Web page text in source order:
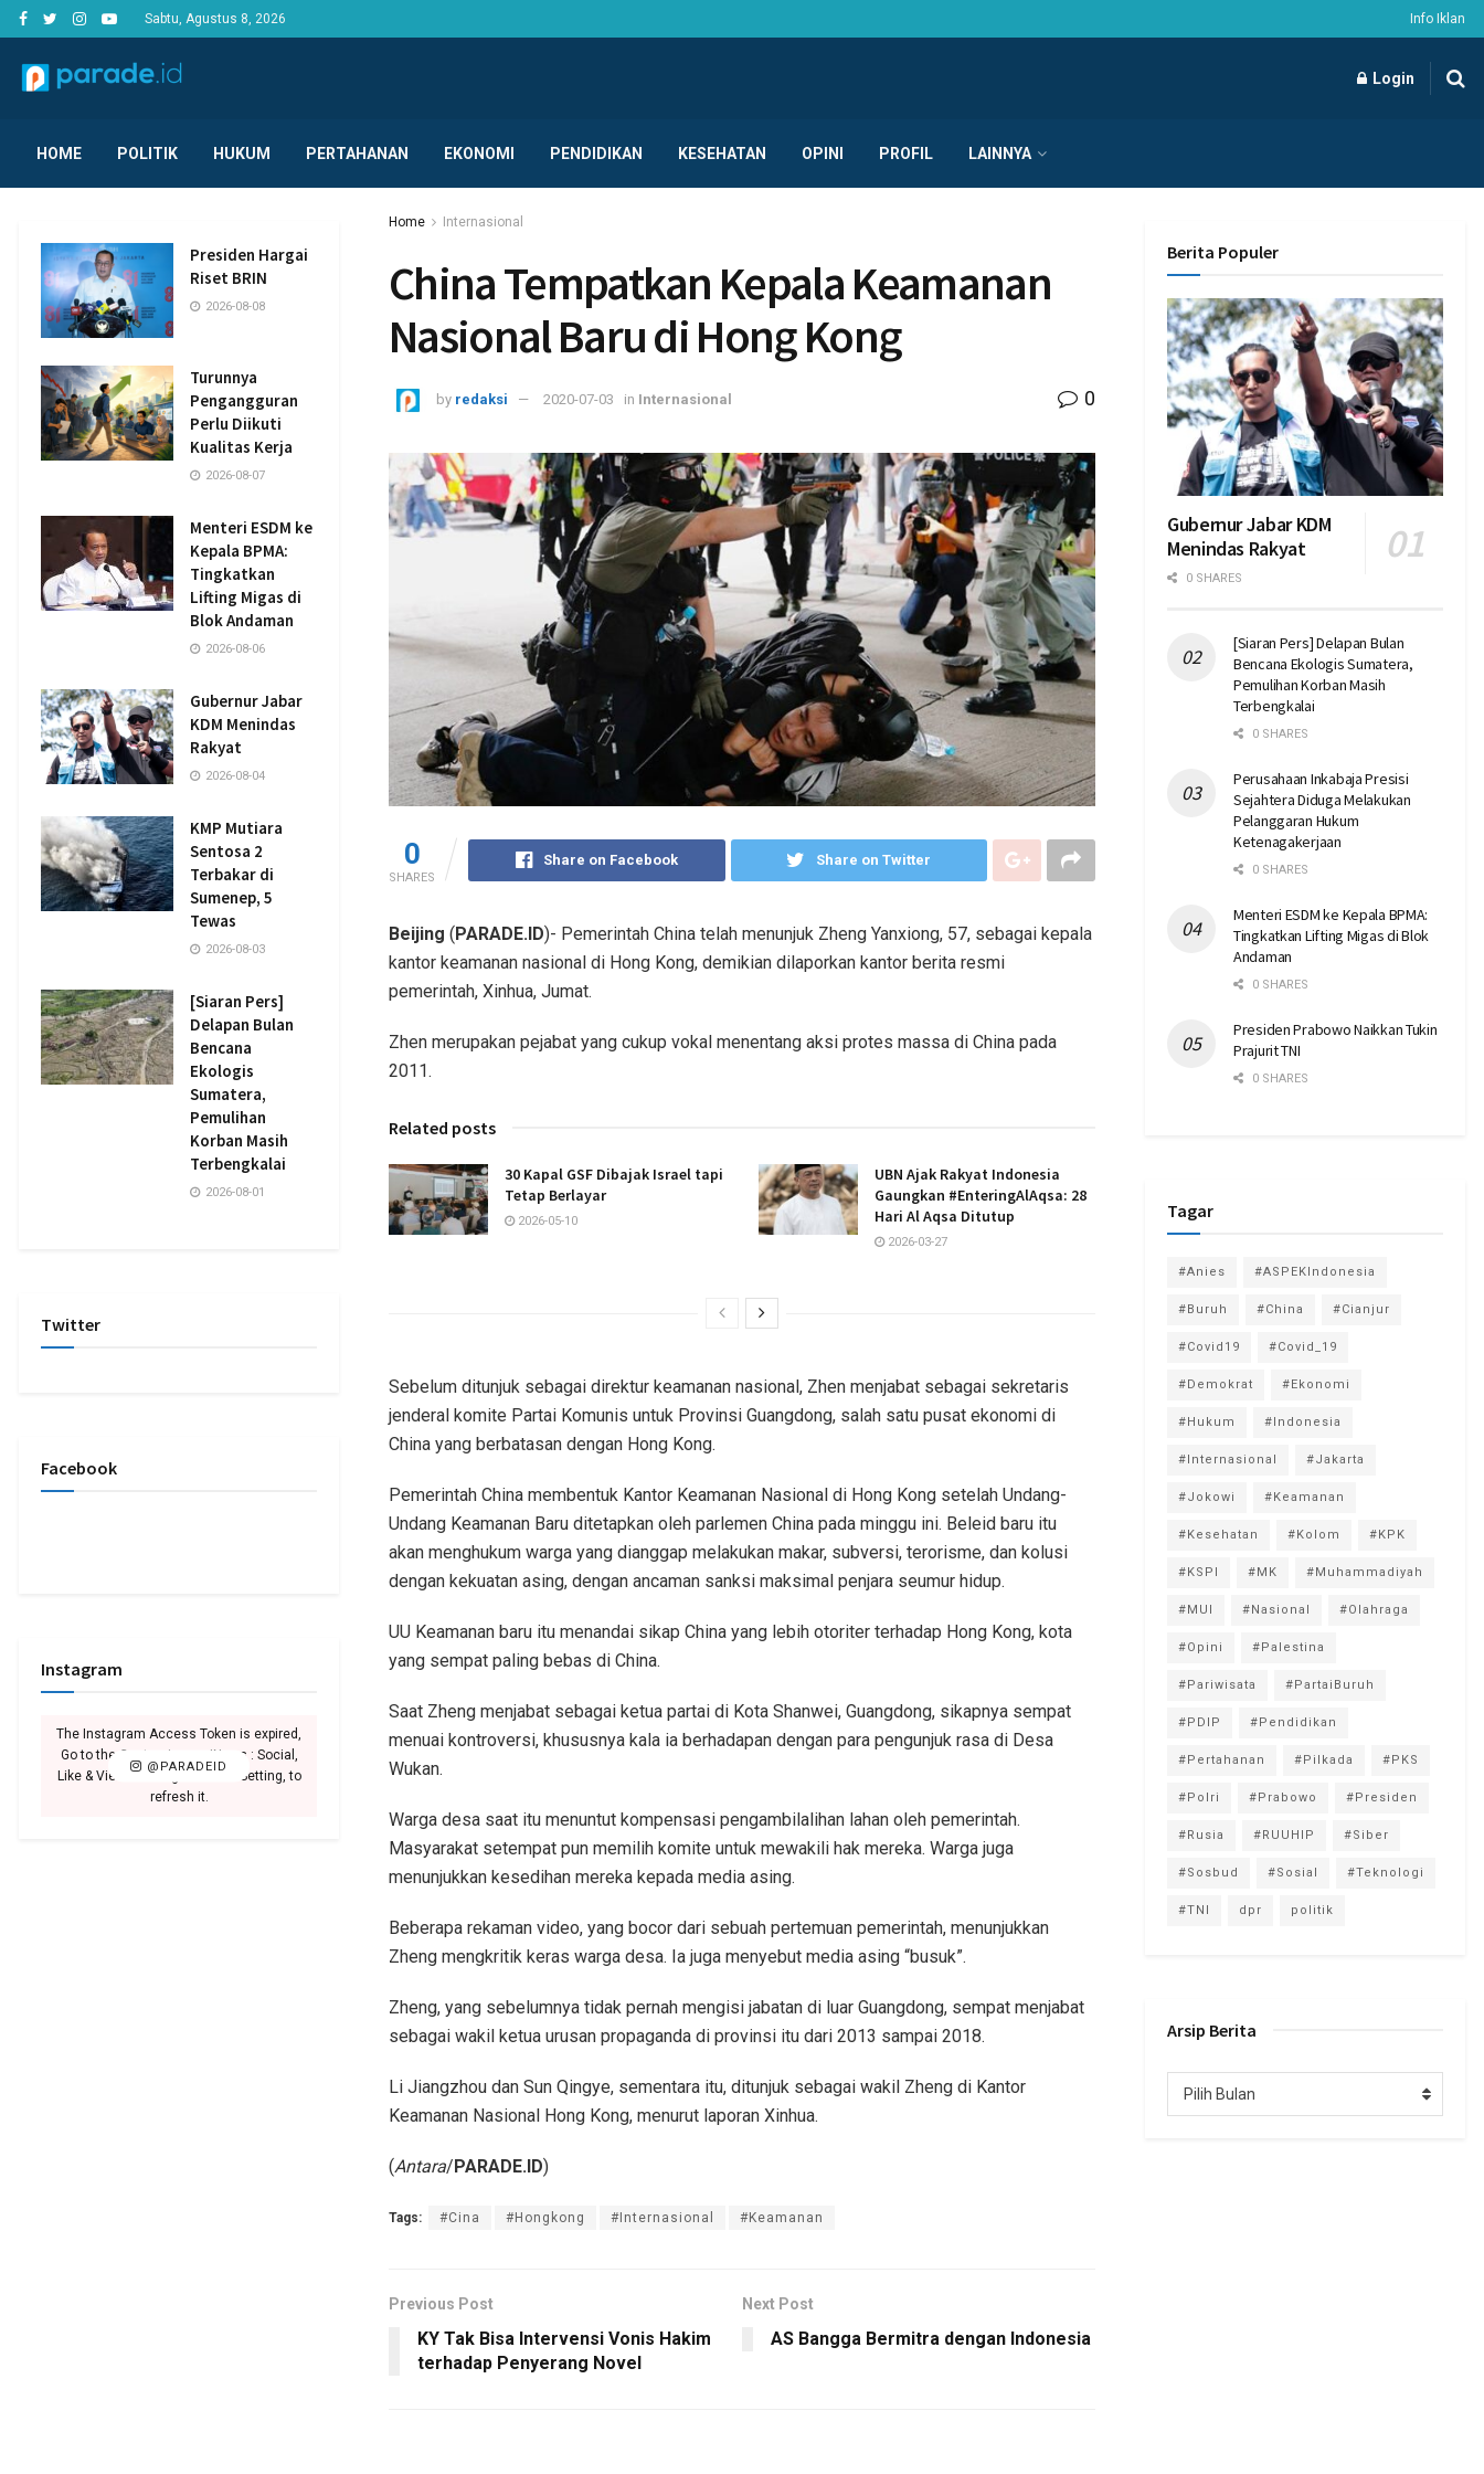
Sabtu, Agustus 8, 2026 Info Iklan
Login
HOME POLITIK HUKUM PERTAHANAN EKONOMI PENDIDIKAN KESEHATAN OPINI PROFIL LAINNYA
Home Internasional
China Tempatkan Kepala Keamanan
Nasional Baru di Hong Kong
by redaksi 2020-07-03 in Internasional 0
0
SHARES
Share on Facebook Share on Twitter
Beijing (PARADE.ID)- Pemerintah China telah menunjuk Zheng Yanxiong, 57, sebagai kepala
kantor keamanan nasional di Hong Kong, demikian dilaporkan kantor berita resmi
pemerintah, Xinhua, Jumat.
Zhen merupakan pejabat yang cukup vokal menentang aksi protes massa di China pada
2011.
Related posts
30 Kapal GSF Dibajak Israel tapi
Tetap Berlayar
2026-05-10
UBN Ajak Rakyat Indonesia
Gaungkan #EnteringAlAqsa: 28
Hari Al Aqsa Ditutup
2026-03-27
Sebelum ditunjuk sebagai direktur keamanan nasional, Zhen menjabat sebagai sekretaris
jenderal komite Partai Komunis untuk Provinsi Guangdong, salah satu pusat ekonomi di
China yang berbatasan dengan Hong Kong.
Pemerintah China membentuk Kantor Keamanan Nasional di Hong Kong setelah Undang-
Undang Keamanan Baru ditetapkan oleh parlemen China pada minggu ini. Beleid baru itu
akan menghukum warga yang dianggap melakukan makar, subversi, terorisme, dan kolusi
dengan kekuatan asing, dengan ancaman sanksi maksimal penjara seumur hidup.
UU Keamanan baru itu menandai sikap China yang lebih otoriter terhadap Hong Kong, kota
yang sempat paling bebas di China.
Saat Zheng menjabat sebagai ketua partai di Kota Shanwei, Guangdong, sikapnya sempat
menuai kontroversi, khususnya kala ia berhadapan dengan para pengunjuk rasa di Desa
Wukan.
Warga desa saat itu menuntut kompensasi pengambilalihan lahan oleh pemerintah.
Masyarakat setempat pun memilih komite untuk mewakili hak mereka. Warga juga
menunjukkan kesedihan mereka kepada media asing.
Beberapa rekaman video, yang bocor dari sebuah pertemuan pemerintah, menunjukkan
Zheng mengkritik keras warga desa. Ia juga menyebut media asing “busuk”.
Zheng, yang sebelumnya tidak pernah mengisi jabatan di luar Guangdong, sempat menjabat
sebagai wakil ketua urusan propaganda di provinsi itu dari 2013 sampai 2018.
Li Jiangzhou dan Sun Qingye, sementara itu, ditunjuk sebagai wakil Zheng di Kantor
Keamanan Nasional Hong Kong, menurut laporan Xinhua.
(Antara/PARADE.ID)
Tags: #Cina #Hongkong #Internasional #Keamanan
Previous Post
KY Tak Bisa Intervensi Vonis Hakim
terhadap Penyerang Novel
Next Post
AS Bangga Bermitra dengan Indonesia
Presiden Hargai
Riset BRIN
2026-08-08
Turunnya
Pengangguran
Perlu Diikuti
Kualitas Kerja
2026-08-07
Menteri ESDM ke
Kepala BPMA:
Tingkatkan
Lifting Migas di
Blok Andaman
2026-08-06
Gubernur Jabar
KDM Menindas
Rakyat
2026-08-04
KMP Mutiara
Sentosa 2
Terbakar di
Sumenep, 5
Tewas
2026-08-03
[Siaran Pers]
Delapan Bulan
Bencana
Ekologis
Sumatera,
Pemulihan
Korban Masih
Terbengkalai
2026-08-01
Twitter
Facebook
Instagram
@PARADEID
The Instagram Access Token is expired,
Go to the Customizer > JNews : Social,
Like & View > Instagram Feed Setting, to
refresh it.
Berita Populer
Gubernur Jabar KDM
Menindas Rakyat
0 SHARES
[Siaran Pers] Delapan Bulan
Bencana Ekologis Sumatera,
Pemulihan Korban Masih
Terbengkalai
0 SHARES
Perusahaan Inkabaja Presisi
Sejahtera Diduga Melakukan
Pelanggaran Hukum
Ketenagakerjaan
0 SHARES
Menteri ESDM ke Kepala BPMA:
Tingkatkan Lifting Migas di Blok
Andaman
0 SHARES
Presiden Prabowo Naikkan Tukin
Prajurit TNI
0 SHARES
Tagar
#Anies #ASPEKIndonesia
#Buruh #China #Cianjur
#Covid19 #Covid_19
#Demokrat #Ekonomi
#Hukum #Indonesia
#Internasional #Jakarta
#Jokowi #Keamanan
#Kesehatan #Kolom #KPK
#KSPI #MK #Muhammadiyah
#MUI #Nasional #Olahraga
#Opini #Palestina
#Pariwisata #PartaiBuruh
#PDIP #Pendidikan
#Pertahanan #Pilkada #PKS
#Polri #Prabowo #Presiden
#Rusia #RUUHIP #Siber
#Sosbud #Sosial #Teknologi
#TNI dpr politik
Arsip Berita
Pilih Bulan